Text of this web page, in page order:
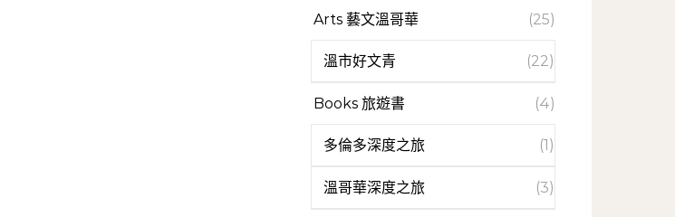
Arts 藝文溫哥華 (25)
溫市好文青 (22)
Books 旅遊書 (4)
多倫多深度之旅 (1)
溫哥華深度之旅 (3)